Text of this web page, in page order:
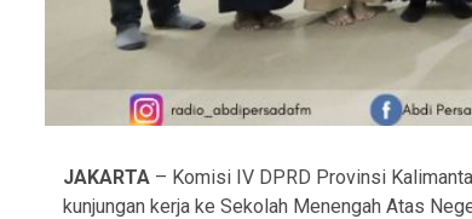
JAKARTA – Komisi IV DPRD Provinsi
kunjungan kerja ke Sekolah Menengah Atas